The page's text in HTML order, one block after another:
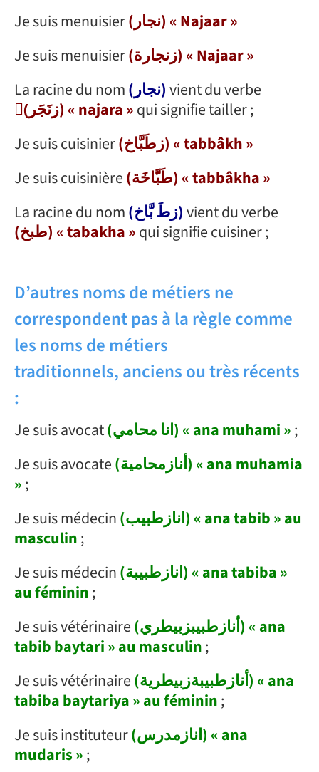
Je suis menuisier
(نجار) « Najaar »
Je suis menuisier
(زنجارة) « Najaar »
La racine du nom
(نجار)vient du verbe
(َزنَجَر) « najara »qui signifie tailler ;
Je suis cuisinier
(زطَبَّاخ) « tabbâkh »
Je suis cuisinière
(طَبَّاخَة) « tabbâkha »
La racine du nom
(زطَ بَّاخ)vient du verbe
(طبخ) « tabakha »qui signifie cuisiner ;
D’autres nomsdemétiersne
correspondentpas àlarèglecomme
les nomsde métiers
traditionnels,anciensoutrèsrécents
:
Je suis avocat (انا محامي) « ana muhami »;
Je suis avocate(أنازمحامية) « ana muhamia
»;
Je suis médecin(انازطبيب) « ana tabib » au
masculin;
Je suis médecin(انازطبيبة) « ana tabiba »
au féminin;
Je suis vétérinaire(أنازطبيبزبيطري) « ana
tabib baytari » au masculin;
Je suis vétérinaire(أنازطبيبةزبيطرية) « ana
tabiba baytariya » au féminin;
Je suis instituteur(انازمدرس) « ana
mudaris »;